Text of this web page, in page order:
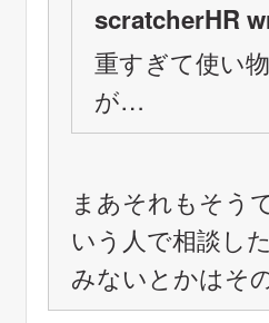
scratcherHR
重すぎて使い
が…
まあそれもそう
いう人で相談し
みないとかはそ